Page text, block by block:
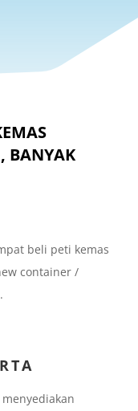
BANYAK
beli peti kemas
container /